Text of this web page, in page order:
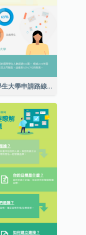
國際學生大學申請路線圖